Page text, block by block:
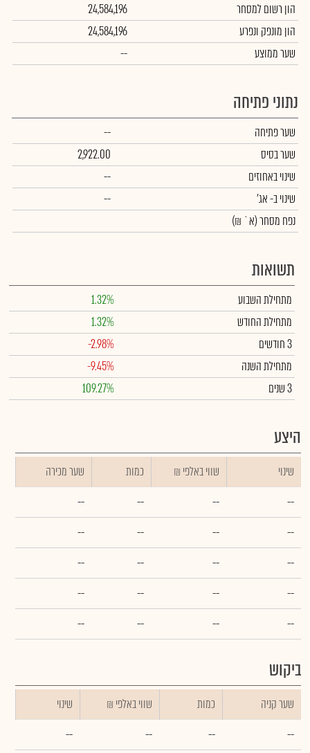
הון רשום למסחר
24,584,196
הון מונפק ונפרע
24,584,196
שער ממוצע
--
נתוני פתיחה
שער פתיחה
--
שער בסיס
2,922.00
שינוי באחוזים
--
שינויב- אג'
--
נפח מסחר(א` ₪)
תשואות
מתחילת השבוע
1.32%
מתחילת החודש
1.32%
3 חודשים
-2.98%
מתחילת השנה
-9.45%
3 שנים
109.27%
היצע
שינוי ₪ שווי באלפי כמות
שער מכירה
--
--
--
--
--
--
--
--
--
--
--
--
--
--
--
--
--
--
--
--
ביקוש
שער קניה כמות ₪ שווי באלפי
שינוי
--
--
--
--